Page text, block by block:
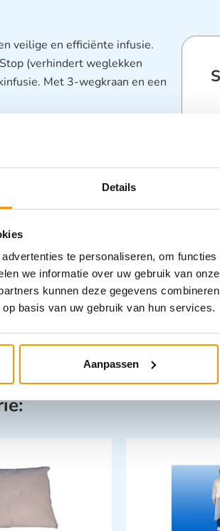
Details
te personaliseren, om
we informatie over uw gebruik van
kunnen deze gegevens
basis van uw gebruik van hun services.
Aanpassen
veilige en efficiënte infusie.
(verhindert weglekken
Met 3-wegkraan en een